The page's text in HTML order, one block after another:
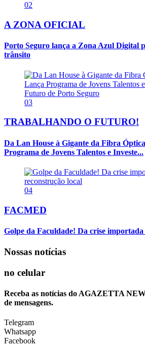
02
A ZONA OFICIAL
Porto Seguro lança a Zona Azul Digital
trânsito
03
TRABALHANDO O FUTURO!
Da Lan House à Gigante da Fibra
Programa de Jovens Talentos e Investe...
04
FACMED
Golpe da Faculdade! Da crise
Nossas notícias
no celular
Receba as notícias do AGAZETTA
de mensagens.
Telegram
Whatsapp
Facebook